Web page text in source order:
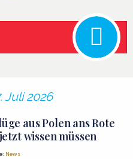
Juli 2026
aus Polen ans Rote
wissen müssen
News